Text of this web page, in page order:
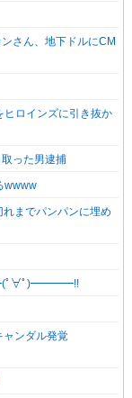
さん、地下ドルにCM
ヒロインズに引き抜か
った男逮捕
wwww
までパンパンに埋め
ﾟ∀ﾟ)━━━━!!
ャンダル発覚